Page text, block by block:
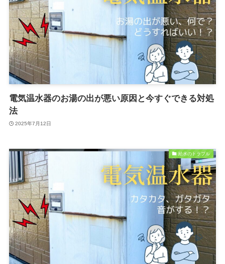
電気温水器のお湯の出が悪い原因と今すぐできる対処
法
2025年7月12日
給水のトラブル